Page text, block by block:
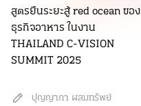
สูตรยืนระยะสู้ red ocean ของ
ธุรกิจอาหาร ในงาน
THAILAND C-VISION
SUMMIT 2025
ปุญญาภา ผสมทรัพย์